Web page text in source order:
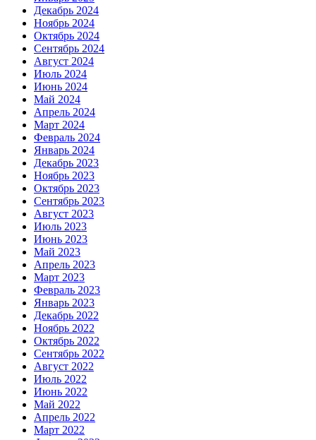
Декабрь 2024
Ноябрь 2024
Октябрь 2024
Сентябрь 2024
Август 2024
Июль 2024
Июнь 2024
Май 2024
Апрель 2024
Март 2024
Февраль 2024
Январь 2024
Декабрь 2023
Ноябрь 2023
Октябрь 2023
Сентябрь 2023
Август 2023
Июль 2023
Июнь 2023
Май 2023
Апрель 2023
Март 2023
Февраль 2023
Январь 2023
Декабрь 2022
Ноябрь 2022
Октябрь 2022
Сентябрь 2022
Август 2022
Июль 2022
Июнь 2022
Май 2022
Апрель 2022
Март 2022